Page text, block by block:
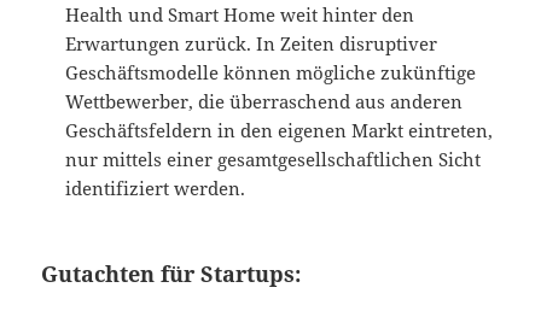
Health und Smart Home weit hinter den
Erwartungen zurück. In Zeiten disruptiver
Geschäftsmodelle können mögliche zukünftige
Wettbewerber, die überraschend aus anderen
Geschäftsfeldern in den eigenen Markt eintreten,
nur mittels einer gesamtgesellschaftlichen Sicht
identifiziert werden.
Gutachten für Startups: